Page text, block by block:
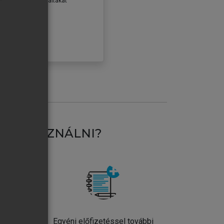
HASZNÁLNI?
Egyéni előfizetéssel további